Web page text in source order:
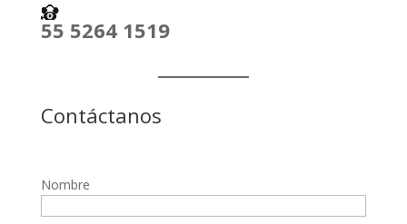
55 5264 1519
Contáctanos
Nombre